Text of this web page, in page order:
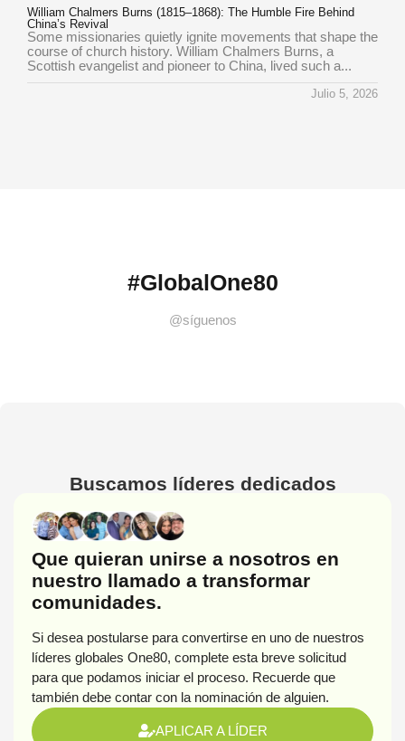
William Chalmers Burns (1815–1868): The Humble Fire Behind
China’s Revival
Some missionaries quietly ignite movements that shape the
course of church history. William Chalmers Burns, a
Scottish evangelist and pioneer to China, lived such a...
Julio 5, 2026
#GlobalOne80
@síguenos
Buscamos líderes dedicados
Que quieran unirse a nosotros en
nuestro llamado a transformar
comunidades.
Si desea postularse para convertirse en uno de nuestros
líderes globales One80, complete esta breve solicitud
para que podamos iniciar el proceso. Recuerde que
también debe contar con la nominación de alguien.
APLICAR A LÍDER